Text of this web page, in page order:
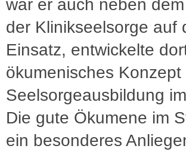
war er auch neben
der Klinikseelsorge auf
Einsatz, entwickelte
ökumenisches Konzept
Seelsorgeausbildung
Die gute Ökumene im
ein besonderes